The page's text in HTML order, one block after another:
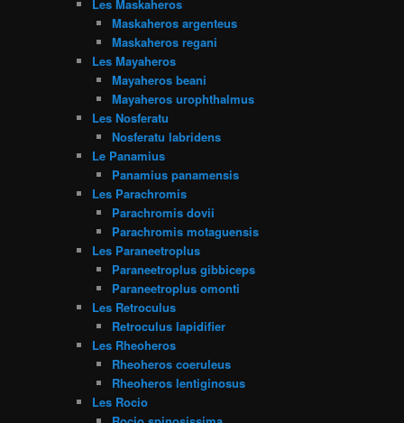
Les Maskaheros
Maskaheros argenteus
Maskaheros regani
Les Mayaheros
Mayaheros beani
Mayaheros urophthalmus
Les Nosferatu
Nosferatu labridens
Le Panamius
Panamius panamensis
Les Parachromis
Parachromis dovii
Parachromis motaguensis
Les Paraneetroplus
Paraneetroplus gibbiceps
Paraneetroplus omonti
Les Retroculus
Retroculus lapidifier
Les Rheoheros
Rheoheros coeruleus
Rheoheros lentiginosus
Les Rocio